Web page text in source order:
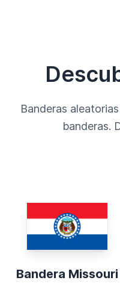
Banderas
banderas.
Bandera Missouri